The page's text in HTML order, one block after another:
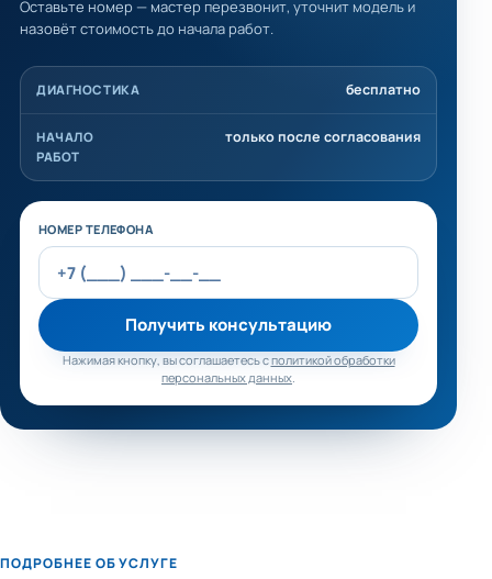
Оставьте номер — мастер перезвонит, уточнит модель и
назовёт стоимость до начала работ.
ДИАГНОСТИКА бесплатно
НАЧАЛО
РАБОТ
только после согласования
Не заполняйте это поле
НОМЕР ТЕЛЕФОНА
Получить консультацию
Нажимая кнопку, вы соглашаетесь сполитикой обработки
персональных данных.
ПОДРОБНЕЕ ОБ УСЛУГЕ